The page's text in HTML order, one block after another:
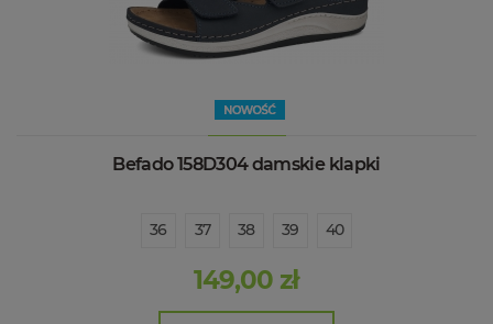
Befado 158D304 damskie klapki
36 37 38 39 40
149,00 zł